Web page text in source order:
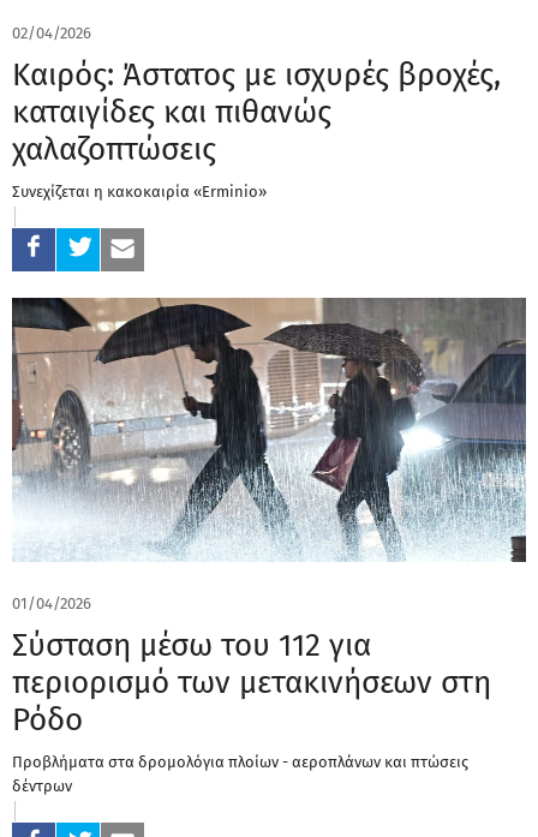
02/04/2026
Καιρός: Άστατος με ισχυρές βροχές,
καταιγίδες και πιθανώς
χαλαζοπτώσεις
Συνεχίζεται η κακοκαιρία «Erminio»
01/04/2026
Σύσταση μέσω του 112 για
περιορισμό των μετακινήσεων στη
Ρόδο
Προβλήματα στα δρομολόγια πλοίων - αεροπλάνων και πτώσεις
δέντρων